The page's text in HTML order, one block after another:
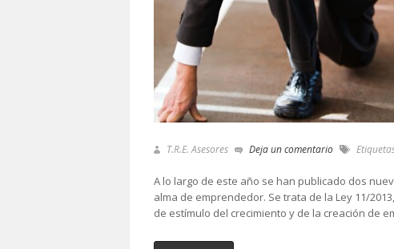
T.R.E. Asesores Deja un comentario
A lo largo de este año se han publicado dos
alma de emprendedor. Se trata de la Ley 11/
de estímulo del crecimiento y de la creación de